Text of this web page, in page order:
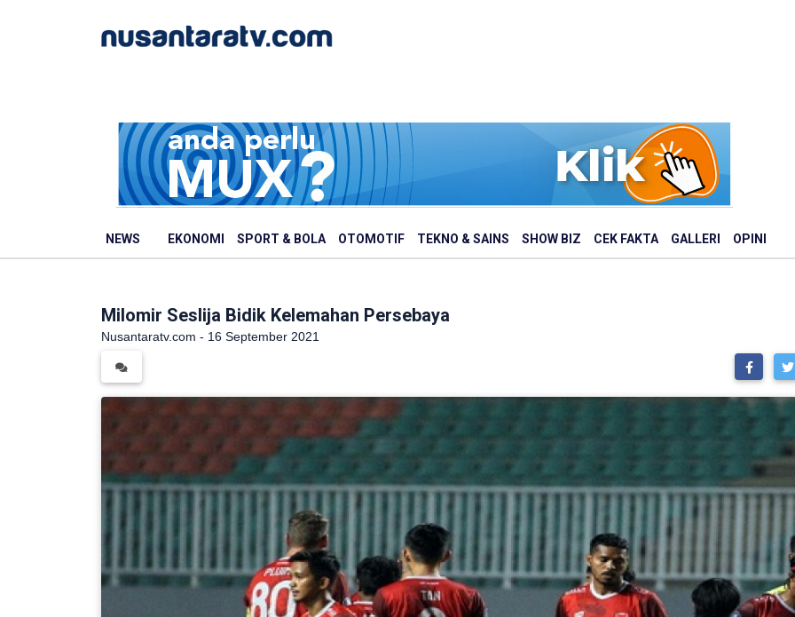
NEWS EKONOMI SPORT & BOLA OTOMOTIF TEKNO & SAINS SHOW BIZ CEK FAKTA GALLERI OPINI
Milomir Seslija Bidik Kelemahan Persebaya
Nusantaratv.com - 16 September 2021